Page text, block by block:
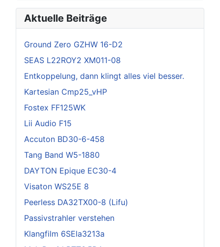
Aktuelle Beiträge
Ground Zero GZHW 16-D2
SEAS L22ROY2 XM011-08
Entkoppelung, dann klingt alles viel besser.
Kartesian Cmp25_vHP
Fostex FF125WK
Lii Audio F15
Accuton BD30-6-458
Tang Band W5-1880
DAYTON Epique EC30-4
Visaton WS25E 8
Peerless DA32TX00-8 (Lifu)
Passivstrahler verstehen
Klangfilm 6SEla3213a